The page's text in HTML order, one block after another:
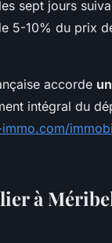
sept jours
5-10% du prix
accorde
intégral du
à